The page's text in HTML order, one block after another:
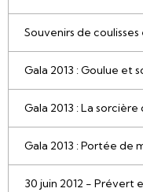
Souvenirs de coulisses
Gala 2013 : Goulue et
Gala 2013 : La
Gala 2013 : Portée de
30 juin 2012 - Prévert